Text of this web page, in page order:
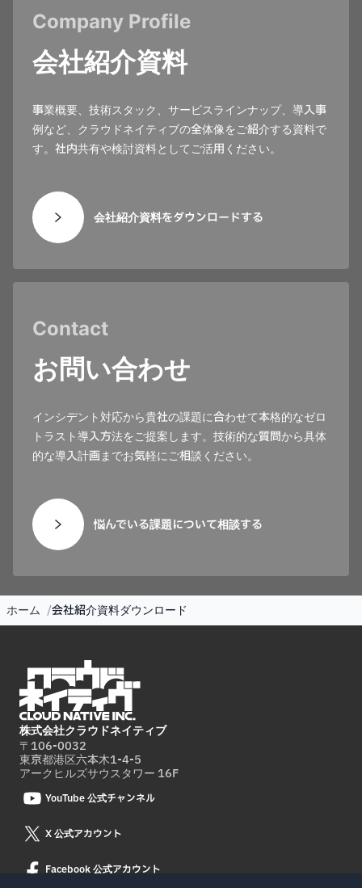
Company Profile
会社紹介資料
事業概要、技術スタック、サービスラインナップ、導入事
例など、クラウドネイティブの全体像をご紹介する資料で
す。社内共有や検討資料としてご活用ください。
会社紹介資料をダウンロードする
Contact
お問い合わせ
インシデント対応から貴社の課題に合わせて本格的なゼロ
トラスト導入方法をご提案します。技術的な質問から具体
的な導入計画までお気軽にご相談ください。
悩んでいる課題について相談する
ホーム 会社紹介資料ダウンロード
株式会社クラウドネイティブ
〒106-0032
東京都港区六本木1-4-5
アークヒルズサウスタワー 16F
YouTube 公式チャンネル
X 公式アカウント
Facebook 公式アカウント